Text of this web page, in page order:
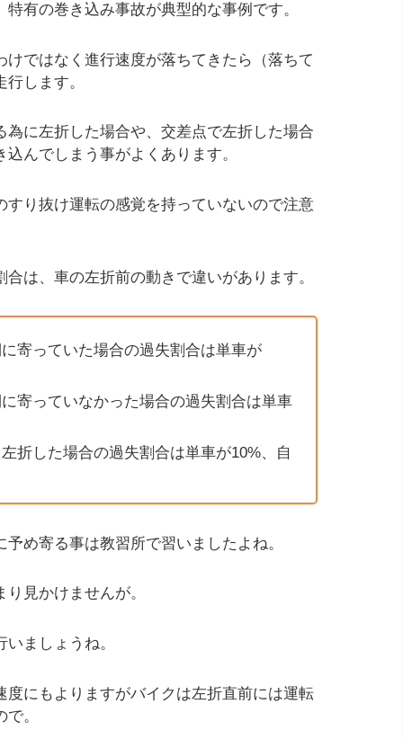
有の巻き込み事故が典型的な事例です。
ではなく進行速度が落ちてきたら（落ちて
します。
に左折した場合や、交差点で左折した場合
んでしまう事がよくあります。
り抜け運転の感覚を持っていないので注意
は、車の左折前の動きで違いがあります。
寄っていた場合の過失割合は単車が
寄っていなかった場合の過失割合は単車
折した場合の過失割合は単車が10%、自
め寄る事は教習所で習いましたよね。
見かけませんが。
ましょうね。
にもよりますがバイクは左折直前には運転
。